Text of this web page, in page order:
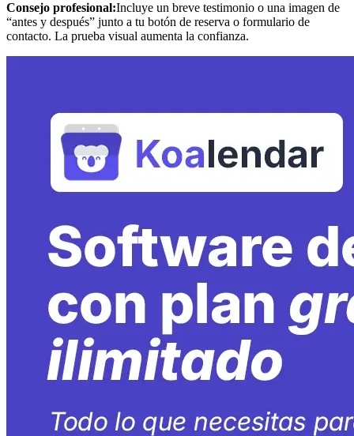
Consejo profesional:Incluye un breve testimonio o una imagen de
“antes y después” junto a tu botón de reserva o formulario de
contacto. La prueba visual aumenta la confianza.